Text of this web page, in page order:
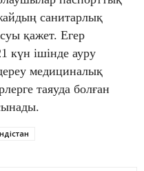
санитарлық
қажет. Егер
күн ішінде ауру
медициналық
таяуда болған